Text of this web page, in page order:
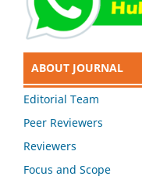
ABOUT JOURNAL
Editorial Team
Peer Reviewers
Reviewers
Focus and Scope